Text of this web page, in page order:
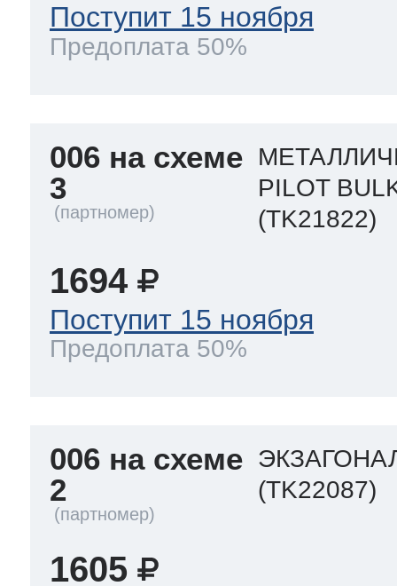
Поступит 15 ноября
Предоплата 50%
006 на схеме
3
PILOT
(TK21822)
1694
Поступит 15 ноября
Предоплата 50%
006 на схеме
2
(TK22087)
1605